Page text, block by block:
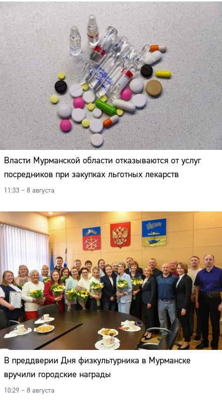
Власти Мурманской области отказываются от услуг
посредников при закупках льготных лекарств
11:33 – 8 августа
В преддверии Дня физкультурника в Мурманске
вручили городские награды
10:29 – 8 августа